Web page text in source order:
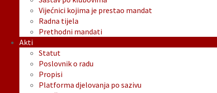
Vijećnici kojima je prestao mandat
Radna tijela
Prethodni mandati
Akti
Statut
Poslovnik o radu
Propisi
Platforma djelovanja po sazivu